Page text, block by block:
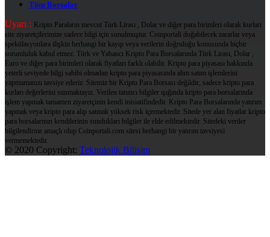
Tüm Borsalar
Uyarı : Kripto Paraların mevcut Türk Lirası , Dolar ve diğer para birimleri olarak kurları
site ziyaretçilerimize sadece bilgi için sunulmuştur. Coinportali doğabilecek zararlar veya
spekülasyonlara ilişkin herhangi bir kayıp veya verilerin doğruluğu konusunda hiçbir
sorumluluk kabul etmez. Türk ve Yabancı Kripto Para Borsalarında Türk Lirası, Dolar ,
Euro ve diğer para birimleri olarak fiyatları farklı olabilir. Kripto para piyasası hakkında
yeterli seviyede bilgi sahibi olmadan kripto para piyasasında alım satım işlemlerini
yapmamanızı tavsiye ederiz. Sitemiz bir Kripto Para Borsası değildir, sadece kripto para
kurları değerlerini sunmaktayız. Verilen tanıtıcı bilgiler ışığında kripto para borsalarında
işlem yapmak tamamen ziyaretçinin kendi inisiatifindedir. Kripto Para Borsalarında yatırım
yapmak veya kripto para alıp satmak yüksek risk içermektedir. Sitede yer alan fiyatlar kripto
para borsalarının kendilerinin sundukları bilgiler ile elde edilmektedir. Sitedeki veriler
bilgilendirme amaçlı olup Coinportali.com sitesi herhangi bir yatırım tavsiyesi
vermemektedir.
© 2020 Copyright: Teknolojik Bilişim